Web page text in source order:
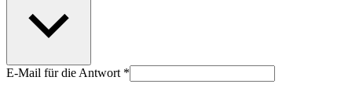
E-Mail für die Antwort *